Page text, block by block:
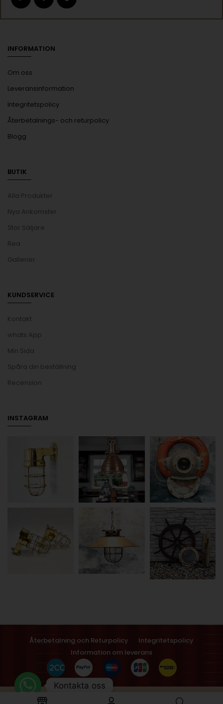
INFORMATION
Om oss
Leveransinformation
Integritetspolicy
Återbetalnings- och returpolicy
Blogg
BUTIK
Alla Produkter
Nya Ankomster
Stor Säljare
Rea
Gallerier
KUNDSERVICE
Kontakt
whats App
Min Sida
Spåra din beställning
Recension
INSTAGRAM
Återbetalning och Returpolicy
Integritetspolicy
Information om leverans
Kontakta oss